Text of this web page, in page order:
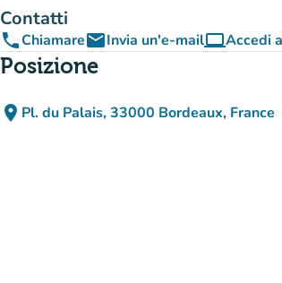
Contatti
phoneChiamareemailInvia un'e-mailcomputerAccedi
Posizione
place Pl. du Palais, 33000 Bordeaux, France
(apri in Google Maps)
(nuova scheda)